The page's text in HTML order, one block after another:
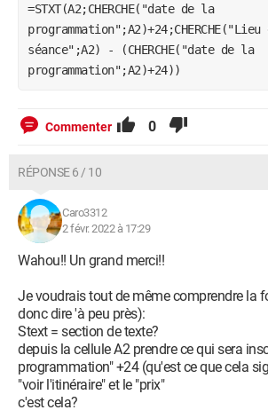
=STXT(A2;CHERCHE("date de la
séance";A2) - (CHERCHE("date de la
programmation";A2)+24))
Commenter 0
RÉPONSE 6 / 10
Caro3312
2 févr. 2022 à 17:29
Wahou!! Un grand merci!!
Je voudrais tout de même comprendre la
donc dire 'à peu près):
Stext = section de texte?
depuis la cellule A2 prendre ce qui sera
programmation" +24 (qu'est ce que cela
"voir l'itinéraire" et le "prix"
c'est cela?